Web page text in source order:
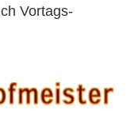
Vortags-